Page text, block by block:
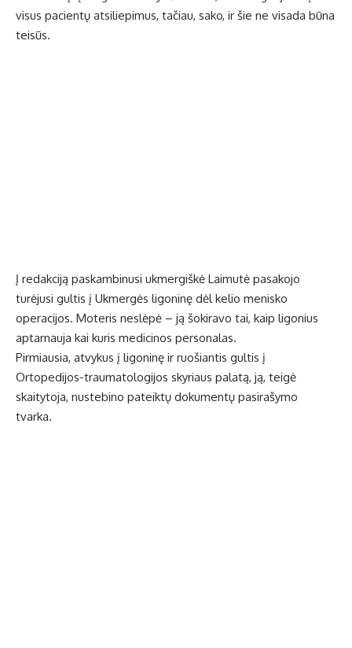
visus pacientų atsiliepimus, tačiau, sako, ir šie ne visada būna
teisūs.
Į redakciją paskambinusi ukmergiškė Laimutė pasakojo
turėjusi gultis į Ukmergės ligoninę dėl kelio menisko
operacijos. Moteris neslėpė – ją šokiravo tai, kaip ligonius
aptarnauja kai kuris medicinos personalas.
Pirmiausia, atvykus į ligoninę ir ruošiantis gultis į
Ortopedijos-traumatologijos skyriaus palatą, ją, teigė
skaitytoja, nustebino pateiktų dokumentų pasirašymo
tvarka.